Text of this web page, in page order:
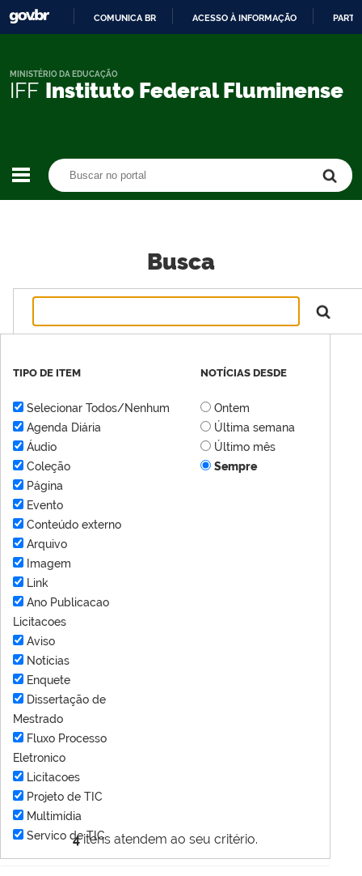
CONTEÚDO
COMUNICA BR ACESSO À INFORMAÇÃO
IFF Instituto Federal Fluminense
MINISTÉRIO DA EDUCAÇÃO
Busca
4itens atendem ao seu critério.
TIPO DE ITEM
Selecionar Todos/Nenhum
Agenda Diária
Áudio
Coleção
Página
Evento
Conteúdo externo
Arquivo
Imagem
Link
Ano Publicacao
Licitacoes
Aviso
Notícias
Enquete
Dissertação de
Mestrado
Fluxo Processo
Eletronico
Licitacoes
Projeto de TIC
Multimídia
Servico de TIC
NOTÍCIAS DESDE
Ontem
Última semana
Último mês
Sempre